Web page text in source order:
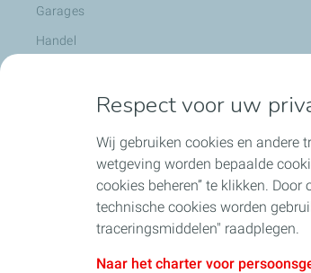
Garages
Handel
Transports
Vastgoedbeheerder
Respect voor uw
Wij gebruiken cookies en andere
wetgeving worden bepaalde
cookies beheren” te klikken.
technische cookies worden
traceringsmiddelen" raadplegen.
Naar het charter voor